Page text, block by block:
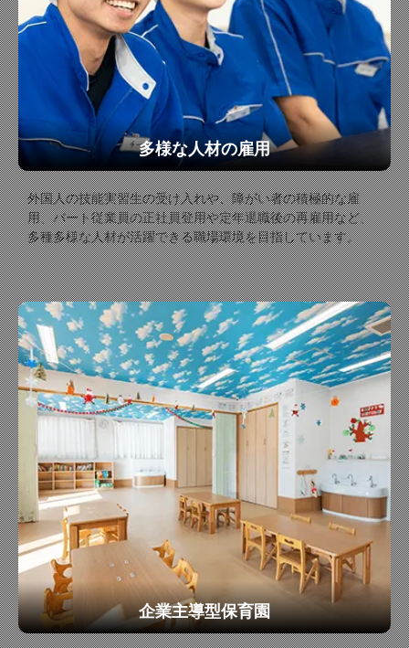
多様な人材の雇用
外国人の技能実習生の受け入れや、障がい者の積極的な雇
用、パート従業員の正社員登用や定年退職後の再雇用など、
多種多様な人材が活躍できる職場環境を目指しています。
企業主導型保育園